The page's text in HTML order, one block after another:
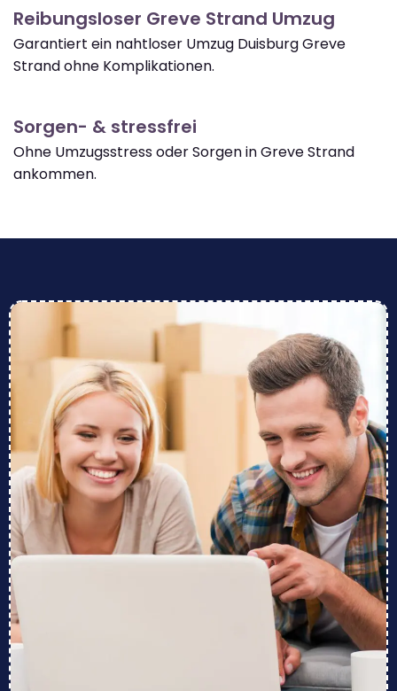
Reibungsloser Greve Strand Umzug
Garantiert ein nahtloser Umzug Duisburg Greve
Strand ohne Komplikationen.
Sorgen- & stressfrei
Ohne Umzugsstress oder Sorgen in Greve Strand
ankommen.